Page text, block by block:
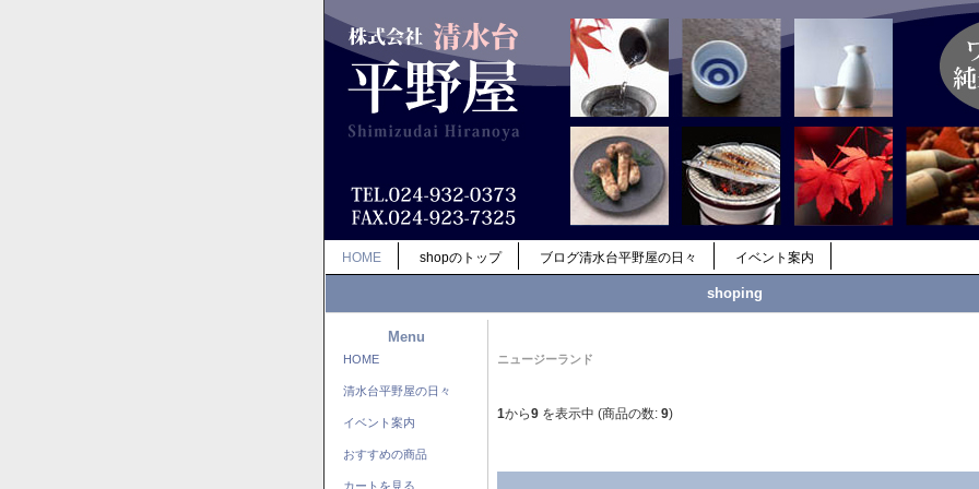
HOME shopのトップ ブログ清水台平野屋の日々 イベント案内
shoping
Menu
HOME
清水台平野屋の日々
イベント案内
おすすめの商品
カートを見る
ニュージーランド
1から9 を表示中 (商品の数: 9)